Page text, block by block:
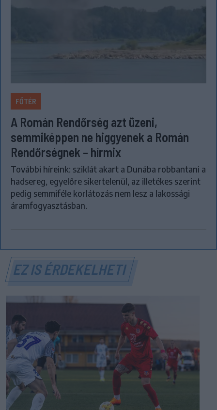
FŐTÉR
A Román Rendőrség azt üzeni,
semmiképpen ne higgyenek a Román
Rendőrségnek – hírmix
További híreink: sziklát akart a Dunába robbantani a
hadsereg, egyelőre sikertelenül, az illetékes szerint
pedig semmiféle korlátozás nem lesz a lakossági
áramfogyasztásban.
EZ IS ÉRDEKELHETI